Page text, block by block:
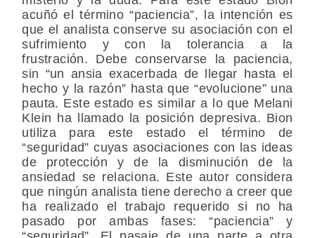
acuñó el término “paciencia”, la intención es
que el analista conserve su asociación con el
sufrimiento y con la tolerancia a la
frustración. Debe conservarse la paciencia,
sin “un ansia exacerbada de llegar hasta el
hecho y la razón” hasta que “evolucione” una
pauta. Este estado es similar a lo que Melani
Klein ha llamado la posición depresiva. Bion
utiliza para este estado el término de
“seguridad” cuyas asociaciones con las ideas
de protección y de la disminución de la
ansiedad se relaciona. Este autor considera
que ningún analista tiene derecho a creer que
ha realizado el trabajo requerido si no ha
pasado por ambas fases:“paciencia” y